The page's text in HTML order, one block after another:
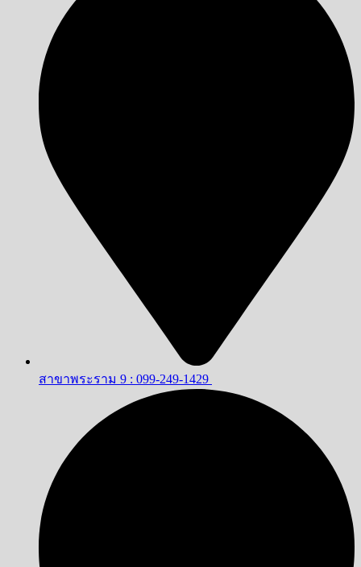
สาขาพระราม 9 : 099-249-1429